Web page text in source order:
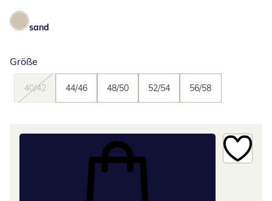
sand
Größe
40/42 44/46 48/50 52/54 56/58